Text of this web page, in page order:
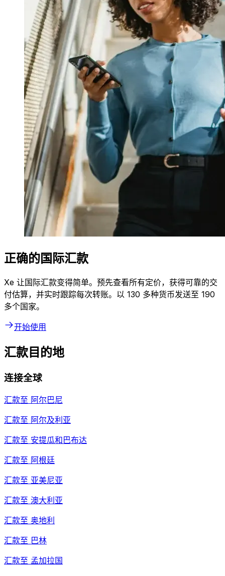
正确的国际汇款
Xe 让国际汇款变得简单。预先查看所有定价，获得可靠的交
付估算，并实时跟踪每次转账。以 130 多种货币发送至 190
多个国家。
开始使用
汇款目的地
连接全球
汇款至 阿尔巴尼
汇款至 阿尔及利亚
汇款至 安提瓜和巴布达
汇款至 阿根廷
汇款至 亚美尼亚
汇款至 澳大利亚
汇款至 奥地利
汇款至 巴林
汇款至 孟加拉国